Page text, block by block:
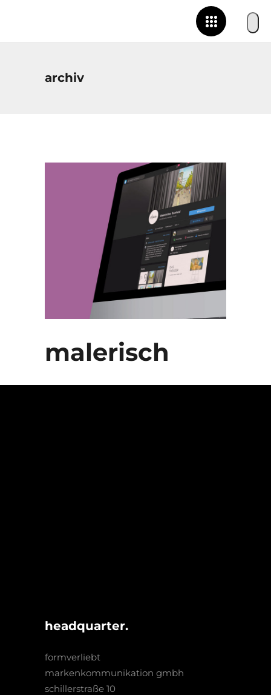
archiv
malerisch
headquarter.
formverliebt
markenkommunikation gmbh
schillerstraße 10